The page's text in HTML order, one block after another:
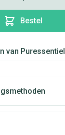
Bestel
van Puressentiel